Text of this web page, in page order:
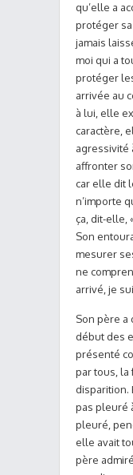
qu’elle a
protéger
jamais
moi qui a
protéger
arrivée au
à lui, elle
caractère,
agressivité
affronter
car elle dit
n’importe
ça, dit-elle,
Son
mesurer
ne
arrivé, je
Son père a
début des
présenté
par tous, la
disparition.
pas pleuré
pleuré,
elle avait
père